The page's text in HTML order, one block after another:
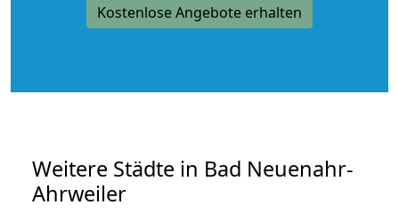
Kostenlose Angebote erhalten
Weitere Städte in Bad Neuenahr-
Ahrweiler